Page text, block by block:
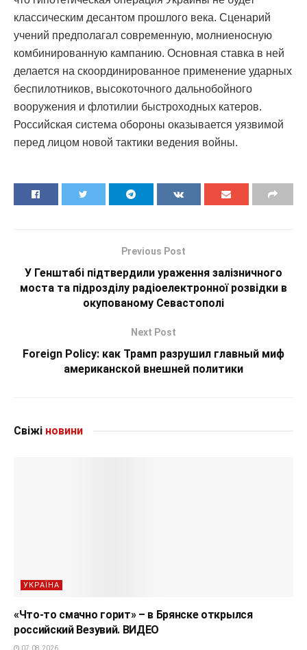
классическим десантом прошлого века. Сценарий
учений предполагал современную, молниеносную
комбинированную кампанию. Основная ставка в ней
делается на скоординированное применение ударных
беспилотников, высокоточного дальнобойного
вооружения и флотилии быстроходных катеров.
Российская система обороны оказывается уязвимой
перед лицом новой тактики ведения войны.
Previous Post
У Генштабі підтвердили ураження залізничного
моста та підрозділу радіоелектронної розвідки в
окупованому Севастополі
Next Post
Foreign Policy: как Трамп разрушил главный миф
американской внешней политики
Свіжі новини
УКРАЇНА
«Что-то смачно горит» – в Брянске открылся
российский Везувий. ВИДЕО
07.08.2026